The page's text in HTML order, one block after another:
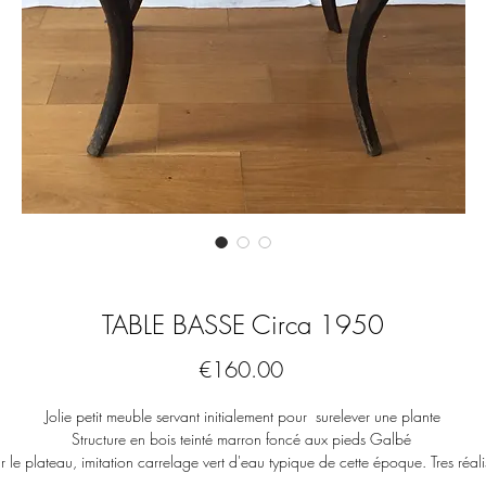
TABLE BASSE Circa 1950
€160.00Price
Jolie petit meuble servant initialement pour surelever une plante
Structure en bois teinté marron foncé aux pieds Galbé
le plateau, imitation carrelage vert d'eau typique de cette époque. Tres